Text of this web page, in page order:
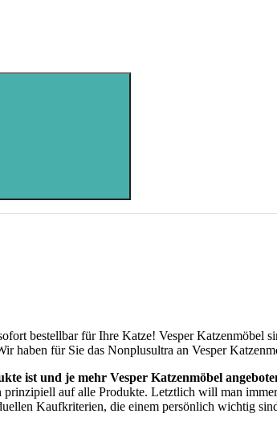
Suchen
bestellbar für Ihre Katze! Vesper
haben für Sie das Nonplusultra an Vesper
ist und je mehr Vesper Katzenmöbel
auf alle Produkte. Letztlich will man
Kaufkriterien, die einem persönlich wichtig